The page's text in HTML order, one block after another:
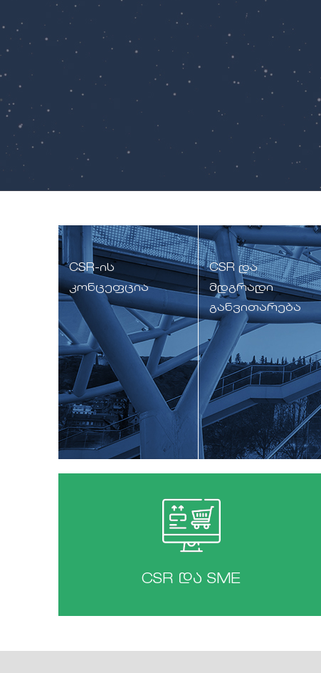
CSR-ის
კონცეფცია
CSR და
მდგრადი
განვითარება
CSR და SME